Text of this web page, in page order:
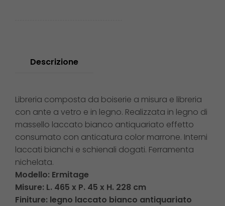
Descrizione
Libreria composta da boiserie a misura e libreria
con ante a vetro e in legno. Realizzata in legno di
massello laccato bianco antiquariato effetto
consumato con anticatura color marrone. Interni
laccati bianchi e schienali dogati. Ferramenta
nichelata.
Modello: Ermitage
Misure: L. 465 x P. 45 x H. 228 cm
Finiture: legno laccato bianco antiquariato